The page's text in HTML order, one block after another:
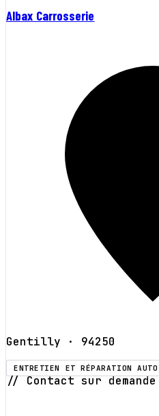
Albax Carrosserie
Gentilly · 94250
ENTRETIEN ET RÉPARATION AUTO
// Contact sur demande